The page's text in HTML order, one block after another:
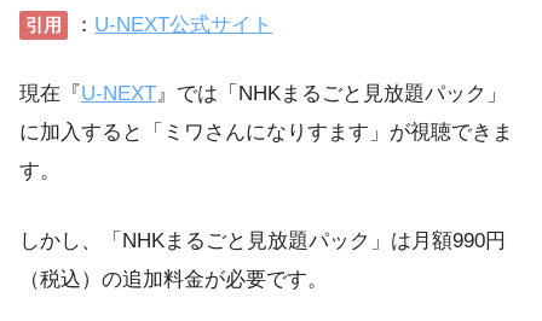
引用 ： U-NEXT公式サイト
現在『U-NEXT』では「NHKまるごと見放題パック」
に加入すると「ミワさんになりすます」が視聴できま
す。
しかし、「NHKまるごと見放題パック」は月額990円
（税込）の追加料金が必要です。